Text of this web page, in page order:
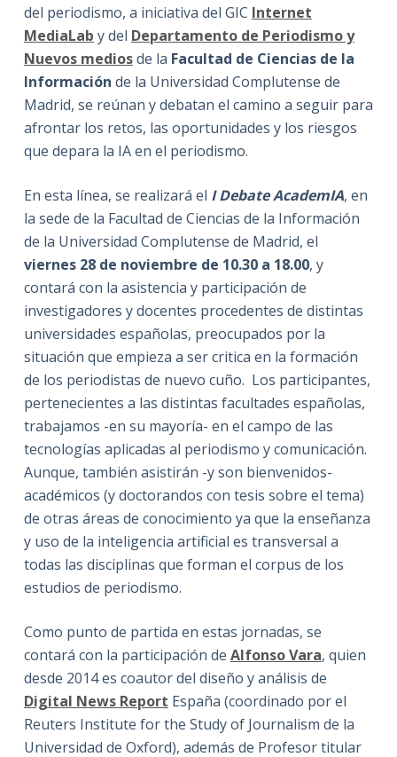
del periodismo, a iniciativa del GIC Internet
MediaLab y del Departamento de Periodismo y
Nuevos mediosde la Facultad de Ciencias de la
Información de la Universidad Complutense de
Madrid, se reúnan y debatan el camino a seguir para
afrontar los retos, las oportunidades y los riesgos
que depara la IA en el periodismo.
En esta línea, se realizará el I Debate AcademIA, en
la sede de la Facultad de Ciencias de la Información
de la Universidad Complutense de Madrid, el
viernes 28 de noviembre de 10.30 a 18.00, y
contará con la asistencia y participación de
investigadores y docentes procedentes de distintas
universidades españolas, preocupados por la
situación que empieza a ser critica en la formación
de los periodistas de nuevo cuño. Los participantes,
pertenecientes a las distintas facultades españolas,
trabajamos -en su mayoría- en el campo de las
tecnologías aplicadas al periodismo y comunicación.
Aunque, también asistirán -y son bienvenidos-
académicos (y doctorandos con tesis sobre el tema)
de otras áreas de conocimiento ya que la enseñanza
y uso de la inteligencia artificial es transversal a
todas las disciplinas que forman el corpus de los
estudios de periodismo.
Como punto de partida en estas jornadas, se
contará con la participación de Alfonso Vara, quien
desde 2014 es coautor del diseño y análisis de
Digital News Report España (coordinado por el
Reuters Institute for the Study of Journalism de la
Universidad de Oxford), además de Profesor titular